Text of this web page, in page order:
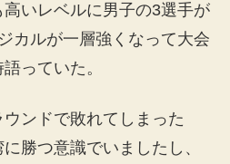
いレベルに男子の3選手が
カルが一層強くなって大会
っていた。
ンドで敗れてしまった
勝つ意識でいましたし、